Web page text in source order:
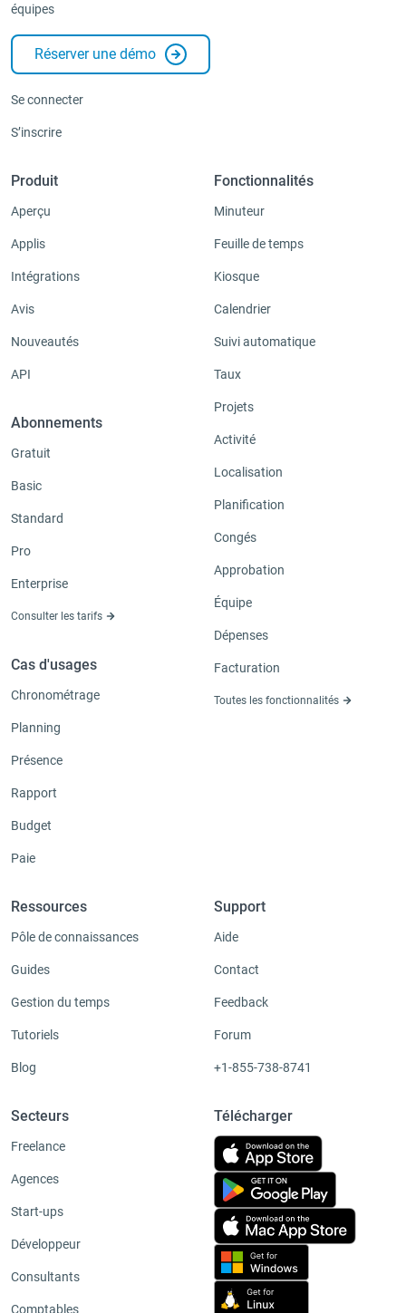
équipes
Réserver une démo
Se connecter
S’inscrire
Produit
Aperçu
Applis
Intégrations
Avis
Nouveautés
API
Abonnements
Gratuit
Basic
Standard
Pro
Enterprise
Consulter les tarifs
Cas d'usages
Chronométrage
Planning
Présence
Rapport
Budget
Paie
Fonctionnalités
Minuteur
Feuille de temps
Kiosque
Calendrier
Suivi automatique
Taux
Projets
Activité
Localisation
Planification
Congés
Approbation
Équipe
Dépenses
Facturation
Toutes les fonctionnalités
Ressources
Pôle de connaissances
Guides
Gestion du temps
Tutoriels
Blog
Secteurs
Freelance
Agences
Start-ups
Développeur
Consultants
Comptables
Support
Aide
Contact
Feedback
Forum
+1-855-738-8741
Télécharger